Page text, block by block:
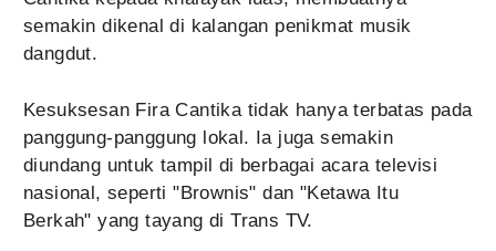
semakin dikenal di kalangan penikmat musik
dangdut.
Kesuksesan Fira Cantika tidak hanya terbatas pada
panggung-panggung lokal. Ia juga semakin
diundang untuk tampil di berbagai acara televisi
nasional, seperti "Brownis" dan "Ketawa Itu
Berkah" yang tayang di Trans TV.